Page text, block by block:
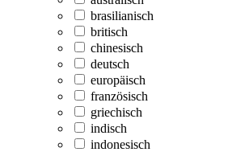
brasilianisch
britisch
chinesisch
deutsch
europäisch
französisch
griechisch
indisch
indonesisch